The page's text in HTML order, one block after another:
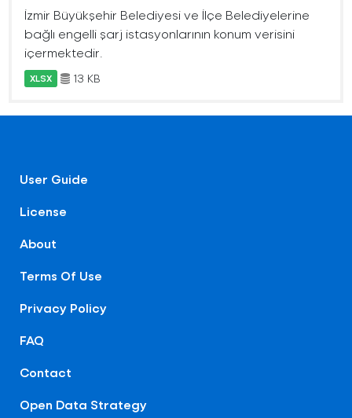
İzmir Büyükşehir Belediyesi ve İlçe Belediyelerine
bağlı engelli şarj istasyonlarının konum verisini
içermektedir.
XLSX 13 KB
User Guide
License
About
Terms Of Use
Privacy Policy
FAQ
Contact
Open Data Strategy